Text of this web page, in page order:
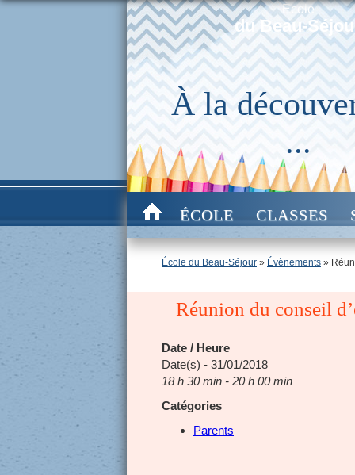
École
du Beau-
À la
...
ÉCOLE CLASSES
École du Beau-Séjour » Évènements »
Réunion du conseil
Date / Heure
Date(s) - 31/01/2018
18 h 30 min - 20 h 00 min
Catégories
Parents